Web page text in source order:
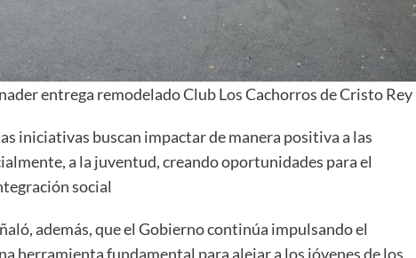
entrega remodelado Club Los Cachorros de Cristo Rey
iniciativas buscan impactar de manera positiva a las
a la juventud, creando oportunidades para el
social
además, que el Gobierno continúa impulsando el
herramienta fundamental para alejar a los jóvenes de los